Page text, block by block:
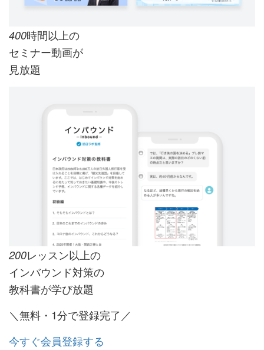
400時間以上の
セミナー動画が
見放題
200レッスン以上の
インバウンド対策の
教科書が学び放題
＼無料・1分で登録完了／
今すぐ会員登録する